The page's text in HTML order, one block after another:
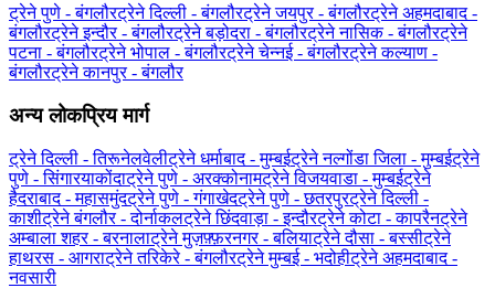
ट्रेने पुणे - बंगलौरट्रेने दिल्ली - बंगलौरट्रेने जयपुर - बंगलौरट्रेने अहमदाबाद -
बंगलौरट्रेने इन्दौर - बंगलौरट्रेने बड़ोदरा - बंगलौरट्रेने नासिक - बंगलौरट्रेने
पटना - बंगलौरट्रेने भोपाल - बंगलौरट्रेने चेन्नई - बंगलौरट्रेने कल्याण -
बंगलौरट्रेने कानपुर - बंगलौर
अन्य लोकप्रिय मार्ग
ट्रेने दिल्ली - तिरूनेलवेलीट्रेने धर्माबाद - मुम्बईट्रेने नल्गोंडा जिला - मुम्बईट्रेने
पुणे - सिंगारयाकोंदाट्रेने पुणे - अरक्कोनामट्रेने विजयवाडा - मुम्बईट्रेने
हैदराबाद - महासमुंदट्रेने पुणे - गंगाखेदट्रेने पुणे - छतरपुरट्रेने दिल्ली -
काशीट्रेने बंगलौर - दोर्नाकलट्रेने छिंदवाड़ा - इन्दौरट्रेने कोटा - कापरैनट्रेने
अम्बाला शहर - बरनालाट्रेने मुज़फ़्फ़रनगर - बलियाट्रेने दौसा - बस्सीट्रेने
हाथरस - आगराट्रेने तरिकेरे - बंगलौरट्रेने मुम्बई - भदोहीट्रेने अहमदाबाद -
नवसारी